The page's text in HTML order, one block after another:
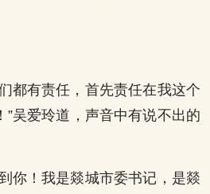
都有责任，首先责任在我这个
”吴爱玲道，声音中有说不出的
你！我是燚城市委书记，是燚